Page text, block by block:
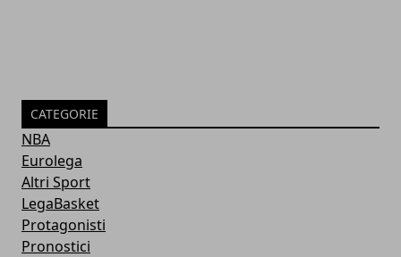
CATEGORIE
NBA
Eurolega
Altri Sport
LegaBasket
Protagonisti
Pronostici